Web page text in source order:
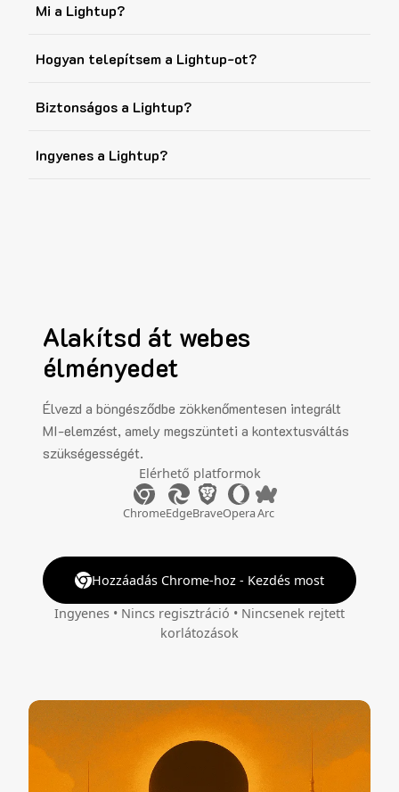
Mi a Lightup?
Hogyan telepítsem a Lightup-ot?
Biztonságos a Lightup?
Ingyenes a Lightup?
Alakítsd át webes
élményedet
Élvezd a böngésződbe zökkenőmentesen integrált
MI-elemzést, amely megszünteti a kontextusváltás
szükségességét.
Elérhető platformok
ChromeEdgeBraveOperaArc
Hozzáadás Chrome-hoz - Kezdés most
Ingyenes • Nincs regisztráció • Nincsenek rejtett
korlátozások